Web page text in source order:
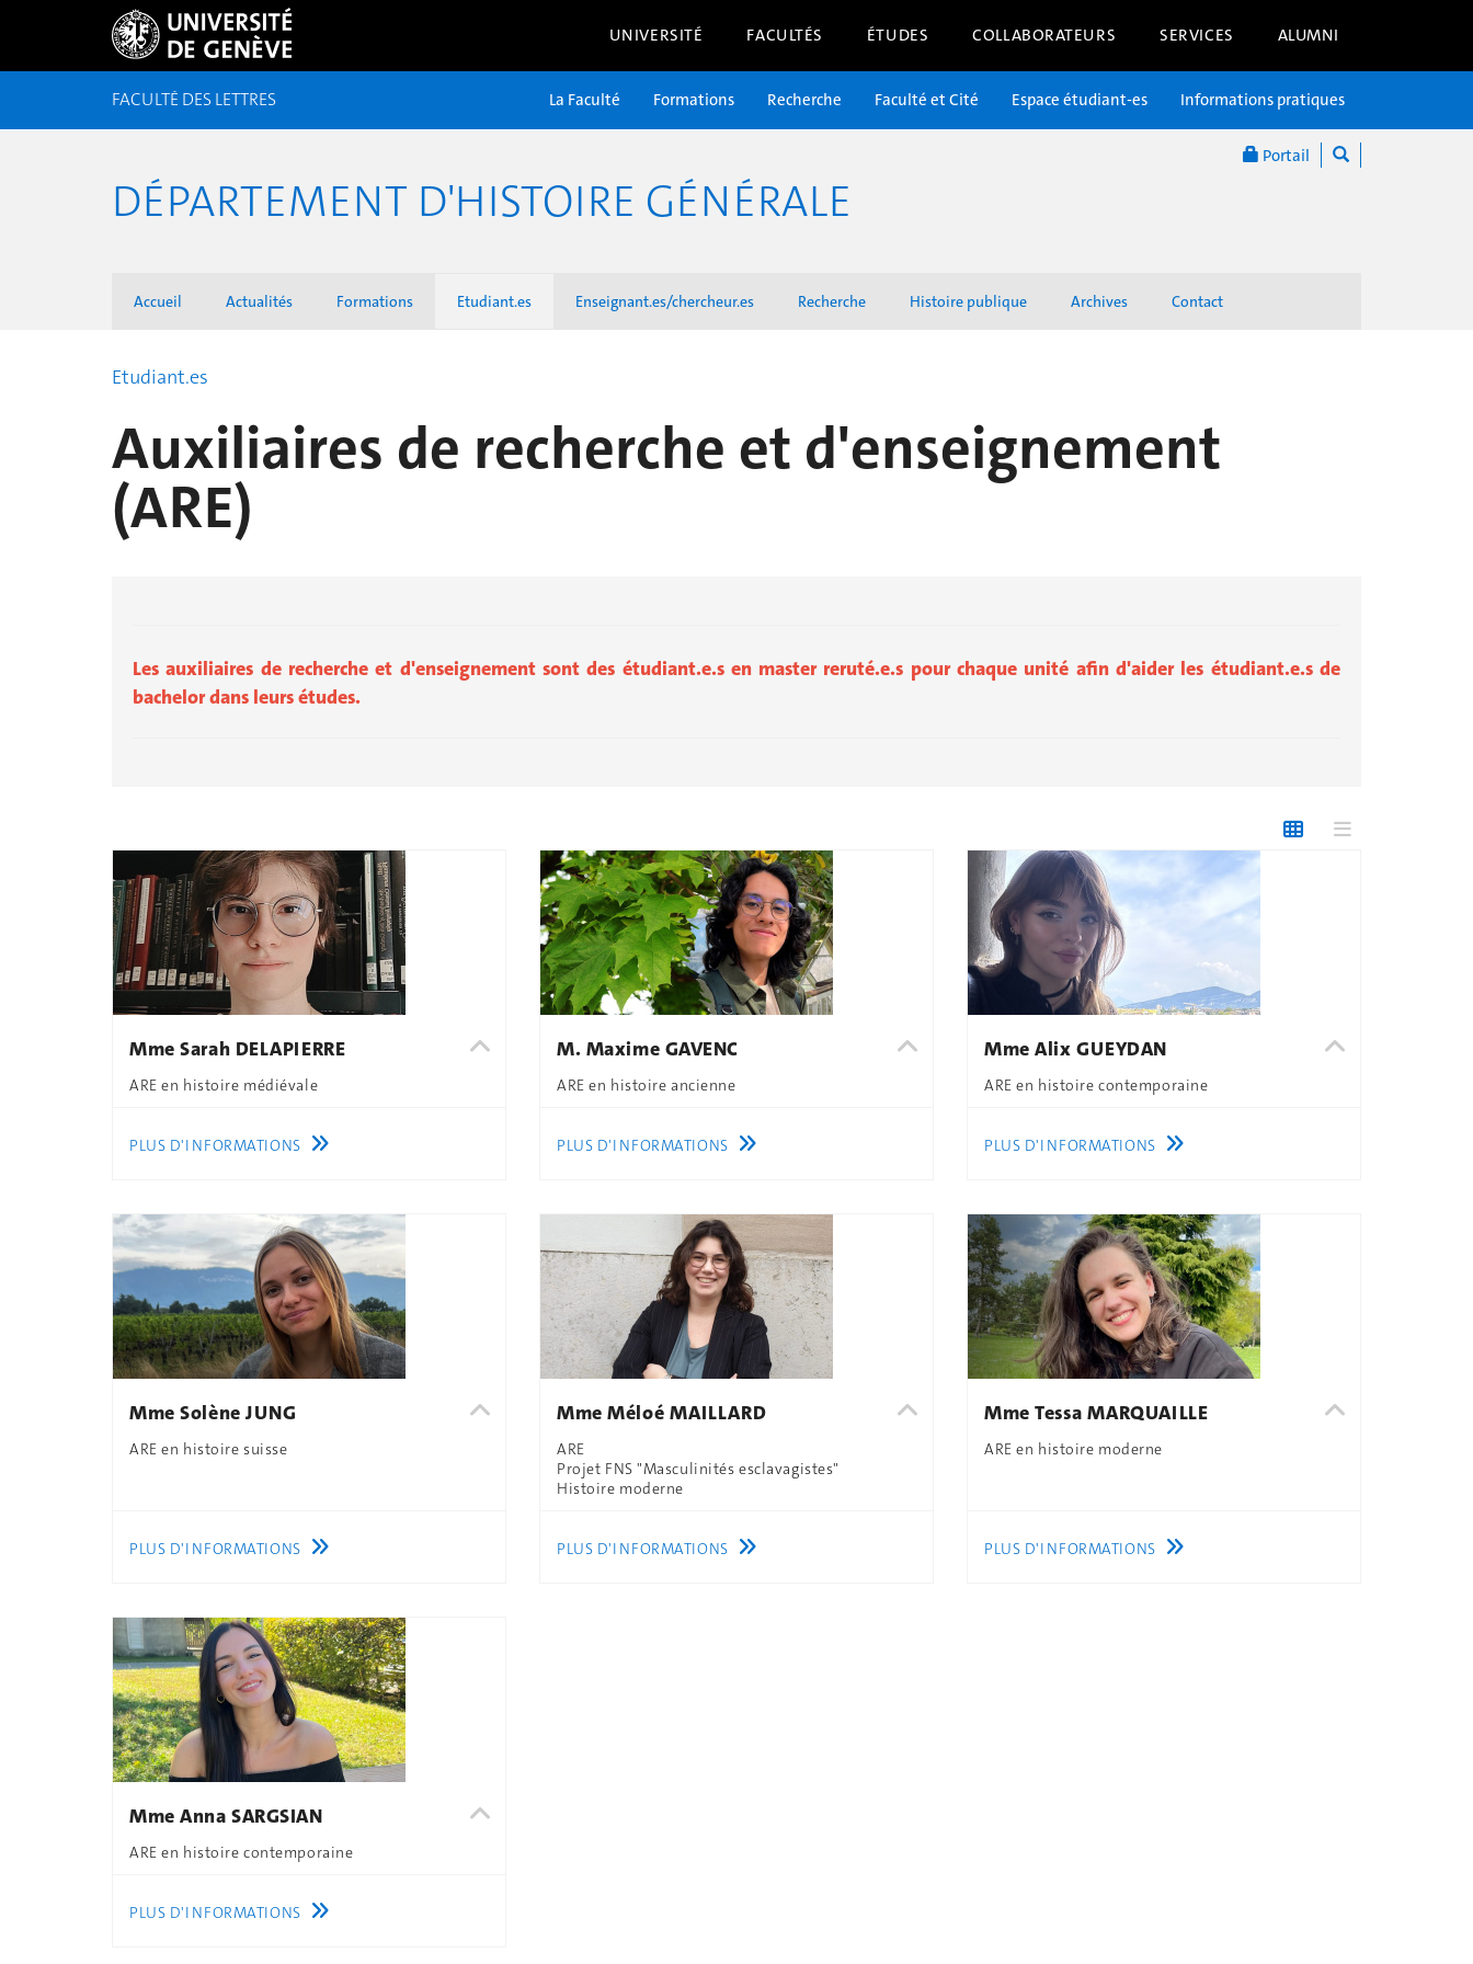
UNIVERSITÉ FACULTÉS ÉTUDES COLLABORATEURS SERVICES ALUMNI
Portail
FACULTÉ DES LETTRES La Faculté Formations Recherche Faculté et Cité Espace étudiant-es Informations pratiques
DÉPARTEMENT D'HISTOIRE GÉNÉRALE
Accueil Actualités Formations Etudiant.es Enseignant.es/chercheur.es Recherche Histoire publique Archives Contact
Etudiant.es
Auxiliaires de recherche et d'enseignement
(ARE)
Les auxiliaires de recherche et d'enseignement sont des étudiant.e.s en master reruté.e.s pour chaque unité afin d'aider les étudiant.e.s de
bachelor dans leurs études.
Mme Sarah DELAPIERRE
ARE en histoire médiévale
PLUS D'INFORMATIONS
M. Maxime GAVENC
ARE en histoire ancienne
PLUS D'INFORMATIONS
Mme Alix GUEYDAN
ARE en histoire contemporaine
PLUS D'INFORMATIONS
Mme Solène JUNG
ARE en histoire suisse
PLUS D'INFORMATIONS
Mme Méloé MAILLARD
ARE
Projet FNS "Masculinités esclavagistes"
Histoire moderne
PLUS D'INFORMATIONS
Mme Tessa MARQUAILLE
ARE en histoire moderne
PLUS D'INFORMATIONS
Mme Anna SARGSIAN
ARE en histoire contemporaine
PLUS D'INFORMATIONS